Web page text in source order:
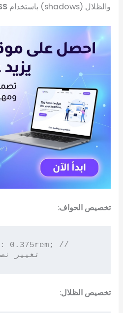
والظلال (shadows) باستخدام
تخصيص الحواف:
0.375rem; //
تخصيص الظلال: